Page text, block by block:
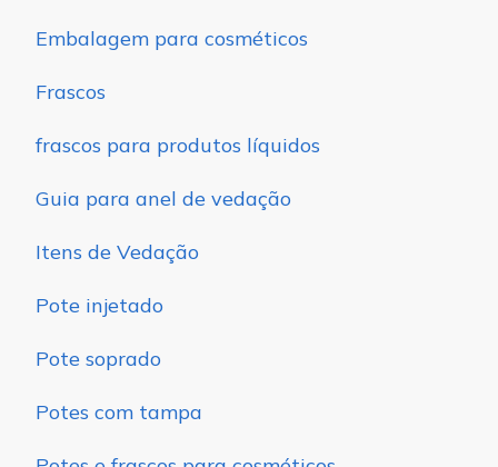
Embalagem para cosméticos
Frascos
frascos para produtos líquidos
Guia para anel de vedação
Itens de Vedação
Pote injetado
Pote soprado
Potes com tampa